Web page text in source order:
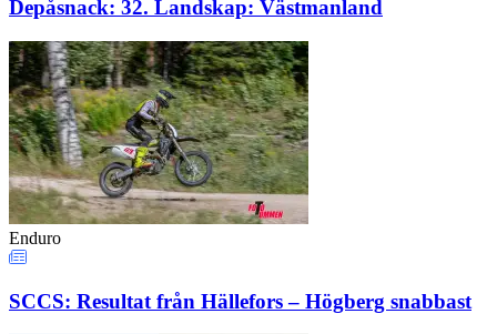
Depåsnack: 32. Landskap: Västmanland
Enduro
SCCS: Resultat från Hällefors – Högberg snabbast